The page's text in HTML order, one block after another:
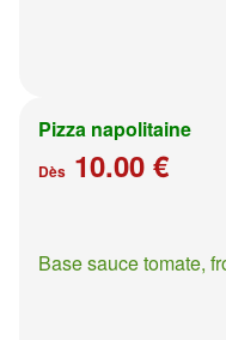
Pizza napolitaine
Dès 10.00 €
Base sauce tomate,